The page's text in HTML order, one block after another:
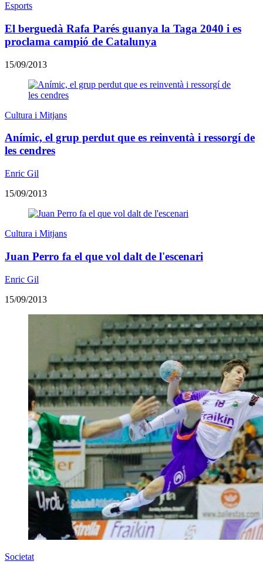
Esports
El berguedà Rafa Parés guanya la Taga 2040 i es
proclama campió de Catalunya
15/09/2013
Cultura i Mitjans
Anímic, el grup perdut que es reinventà i ressorgí de
les cendres
Enric Gil
15/09/2013
Cultura i Mitjans
Juan Perro fa el que vol dalt de l'escenari
Enric Gil
15/09/2013
Societat